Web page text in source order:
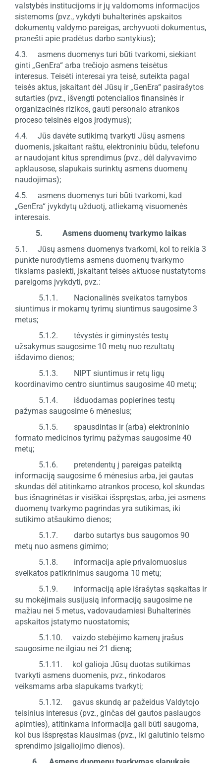
valstybės institucijoms ir jų valdomoms informacijos
sistemoms (pvz., vykdyti buhalterinės apskaitos
dokumentų valdymo pareigas, archyvuoti dokumentus,
pranešti apie pradėtus darbo santykius);
4.3. asmens duomenys turi būti tvarkomi, siekiant
ginti „GenEra“ arba trečiojo asmens teisėtus
interesus. Teisėti interesai yra teisė, suteikta pagal
teisės aktus, įskaitant dėl Jūsų ir „GenEra“ pasirašytos
sutarties (pvz., išvengti potencialios finansinės ir
organizacinės rizikos, gauti personalo atrankos
proceso teisinės eigos įrodymus);
4.4. Jūs davėte sutikimą tvarkyti Jūsų asmens
duomenis, įskaitant raštu, elektroniniu būdu, telefonu
ar naudojant kitus sprendimus (pvz., dėl dalyvavimo
apklausose, slapukais surinktų asmens duomenų
naudojimas);
4.5. asmens duomenys turi būti tvarkomi, kad
„GenEra“ įvykdytų užduotį, atliekamą visuomenės
interesais.
5. Asmens duomenų tvarkymo laikas
5.1. Jūsų asmens duomenys tvarkomi, kol to reikia 3
punkte nurodytiems asmens duomenų tvarkymo
tikslams pasiekti, įskaitant teisės aktuose nustatytoms
pareigoms įvykdyti, pvz.:
5.1.1. Nacionalinės sveikatos tarnybos
siuntimus ir mokamų tyrimų siuntimus saugosime 3
metus;
5.1.2. tėvystės ir giminystės testų
užsakymus saugosime 10 metų nuo rezultatų
išdavimo dienos;
5.1.3. NIPT siuntimus ir retų ligų
koordinavimo centro siuntimus saugosime 40 metų;
5.1.4. išduodamas popierines testų
pažymas saugosime 6 mėnesius;
5.1.5. spausdintas ir (arba) elektroninio
formato medicinos tyrimų pažymas saugosime 40
metų;
5.1.6. pretendentų į pareigas pateiktą
informaciją saugosime 6 mėnesius arba, jei gautas
skundas dėl atitinkamo atrankos proceso, kol skundas
bus išnagrinėtas ir visiškai išspręstas, arba, jei asmens
duomenų tvarkymo pagrindas yra sutikimas, iki
sutikimo atšaukimo dienos;
5.1.7. darbo sutartys bus saugomos 90
metų nuo asmens gimimo;
5.1.8. informacija apie privalomuosius
sveikatos patikrinimus saugoma 10 metų;
5.1.9. informaciją apie išrašytas sąskaitas ir
su mokėjimais susijusią informaciją saugosime ne
mažiau nei 5 metus, vadovaudamiesi Buhalterinės
apskaitos įstatymo nuostatomis;
5.1.10. vaizdo stebėjimo kamerų įrašus
saugosime ne ilgiau nei 21 dieną;
5.1.11. kol galioja Jūsų duotas sutikimas
tvarkyti asmens duomenis, pvz., rinkodaros
veiksmams arba slapukams tvarkyti;
5.1.12. gavus skundą ar pažeidus Valdytojo
teisinius interesus (pvz., ginčas dėl gautos paslaugos
apimties), atitinkama informacija gali būti saugoma,
kol bus išspręstas klausimas (pvz., iki galutinio teismo
sprendimo įsigaliojimo dienos).